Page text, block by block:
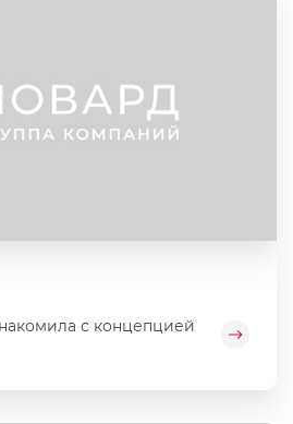
с концепцией